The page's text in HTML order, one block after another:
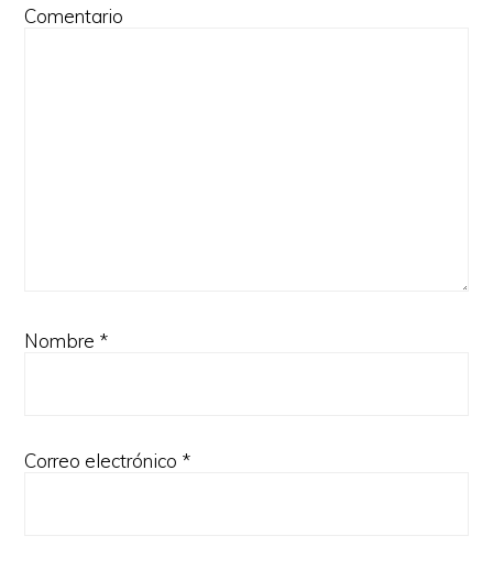
Comentario
Nombre *
Correo electrónico *